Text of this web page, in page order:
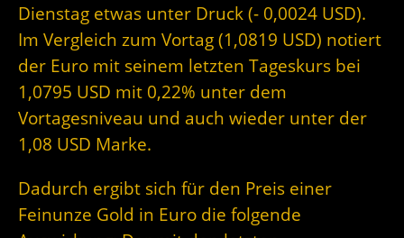
Dienstag etwas unter Druck (- 0,0024 USD).
Im Vergleich zum Vortag (1,0819 USD) notiert
der Euro mit seinem letzten Tageskurs bei
1,0795 USD mit 0,22% unter dem
Vortagesniveau und auch wieder unter der
1,08 USD Marke.
Dadurch ergibt sich für den Preis einer
Feinunze Gold in Euro die folgende